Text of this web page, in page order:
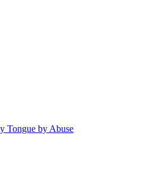
Tongue by Abuse